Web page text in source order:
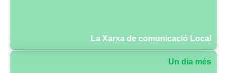
La Xarxa de comunicació Local
Un dia més